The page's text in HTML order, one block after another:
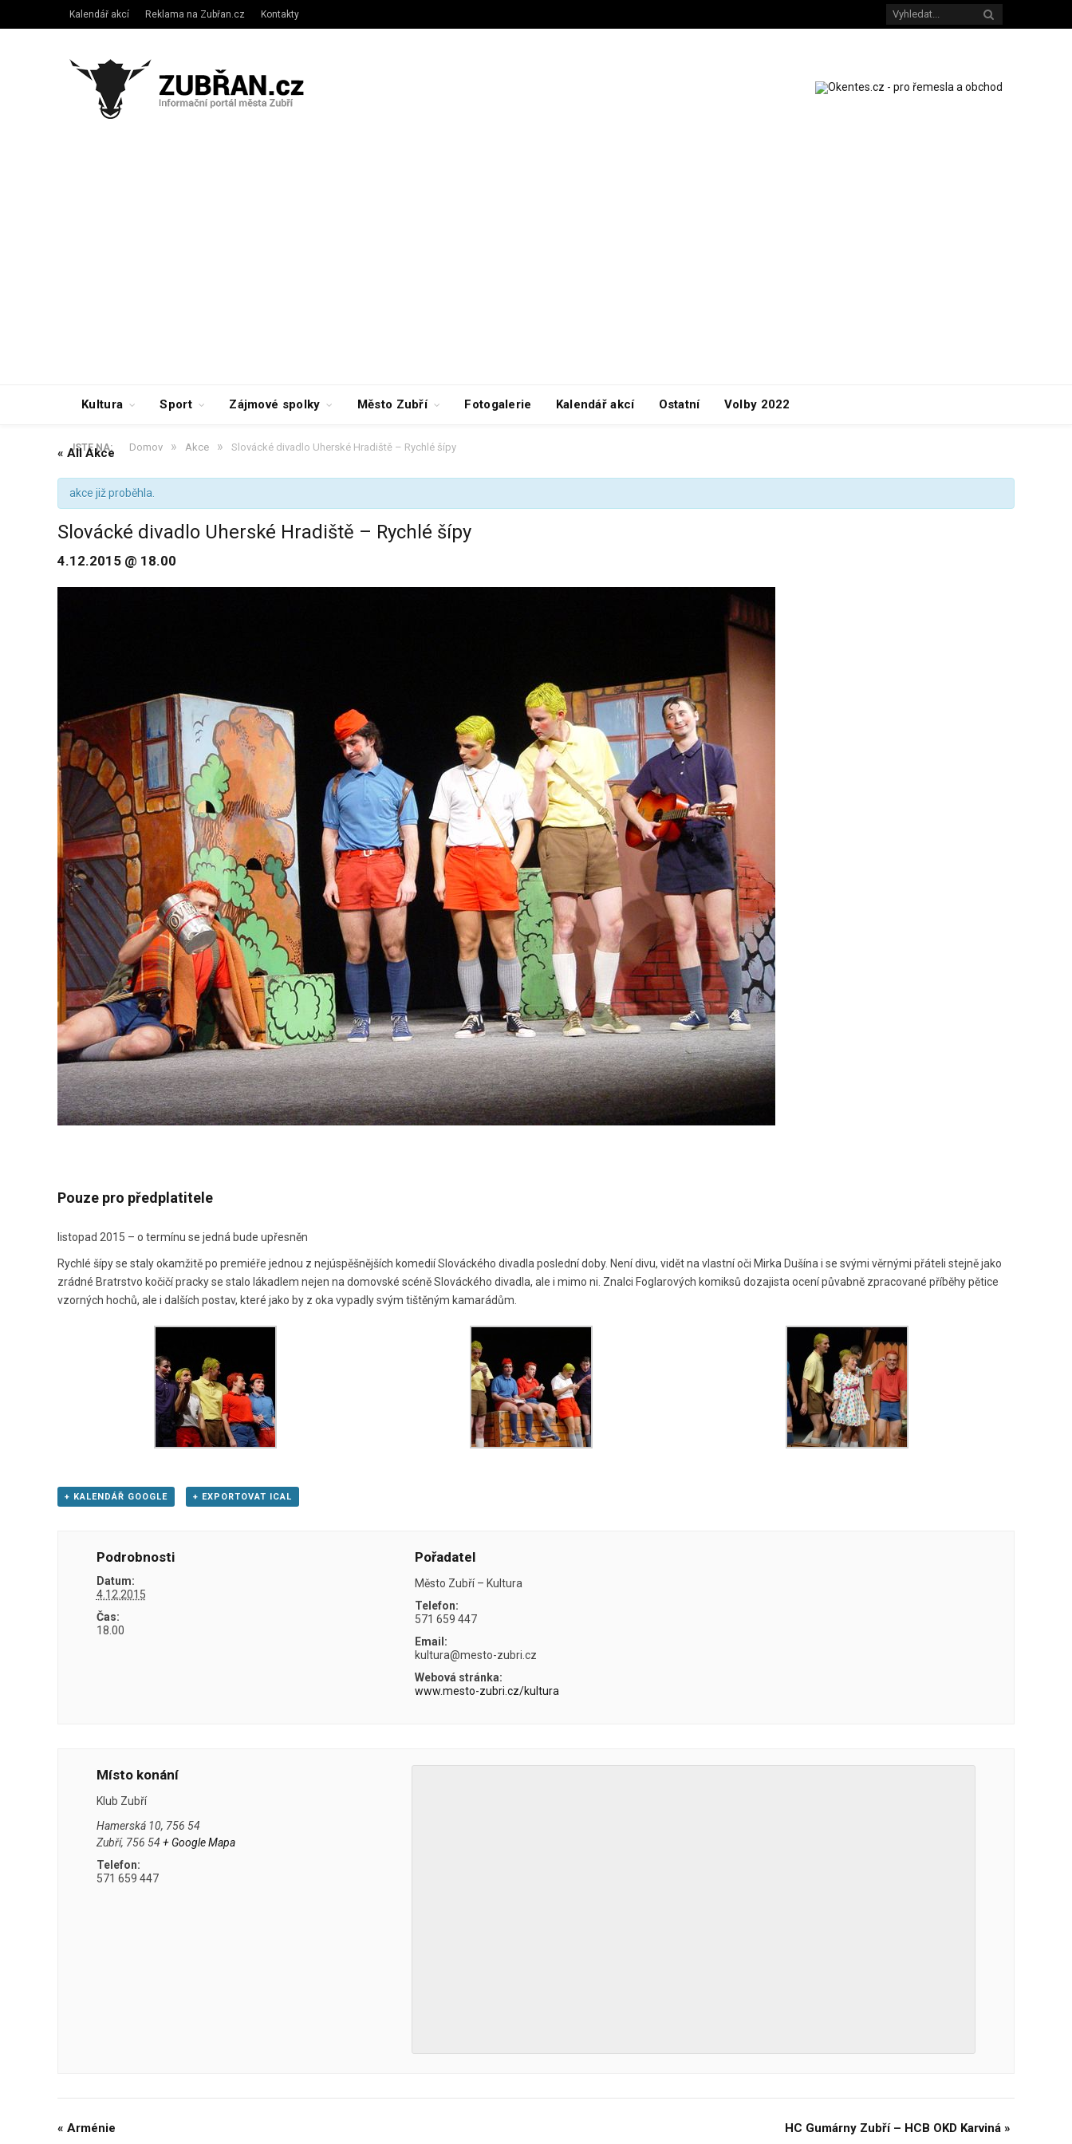
Kalendář akcí Reklama na Zubřan.cz Kontakty
Kultura Sport Zájmové spolky Město Zubří Fotogalerie Kalendář akcí Ostatní Volby 2022
JSTE NA: Domov » Akce » Slovácké divadlo Uherské Hradiště – Rychlé šípy
« All Akce
akce již proběhla.
Slovácké divadlo Uherské Hradiště – Rychlé šípy
4.12.2015 @ 18.00
Pouze pro předplatitele
listopad 2015 – o termínu se jedná bude upřesněn
Rychlé šípy se staly okamžitě po premiéře jednou z nejúspěšnějších komedií Slováckého divadla poslední doby. Není divu, vidět na vlastní oči Mirka Dušína i se svými věrnými přáteli stejně jako
zrádné Bratrstvo kočičí pracky se stalo lákadlem nejen na domovské scéně Slováckého divadla, ale i mimo ni. Znalci Foglarových komiksů dozajista ocení půvabně zpracované příběhy pětice
vzorných hochů, ale i dalších postav, které jako by z oka vypadly svým tištěným kamarádům.
+ KALENDÁŘ GOOGLE + EXPORTOVAT ICAL
Podrobnosti
Datum:
4.12.2015
Čas:
18.00
Pořadatel
Město Zubří – Kultura
Telefon:
571 659 447
Email:
kultura@mesto-zubri.cz
Webová stránka:
www.mesto-zubri.cz/kultura
Místo konání
Klub Zubří
Hamerská 10, 756 54
Zubří, 756 54 + Google Mapa
Telefon:
571 659 447
Navigace
« Arménie HC Gumárny Zubří – HCB OKD Karviná »